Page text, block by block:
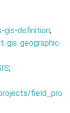
gis-definition;
gis-geographic-
;